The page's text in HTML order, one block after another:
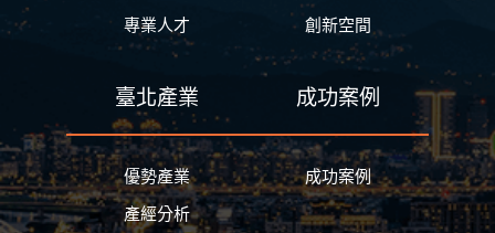
專業人才
創新空間
臺北產業
優勢產業
產經分析
成功案例
成功案例